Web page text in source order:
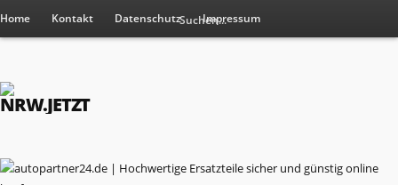
Home Kontakt Datenschutz Impressum